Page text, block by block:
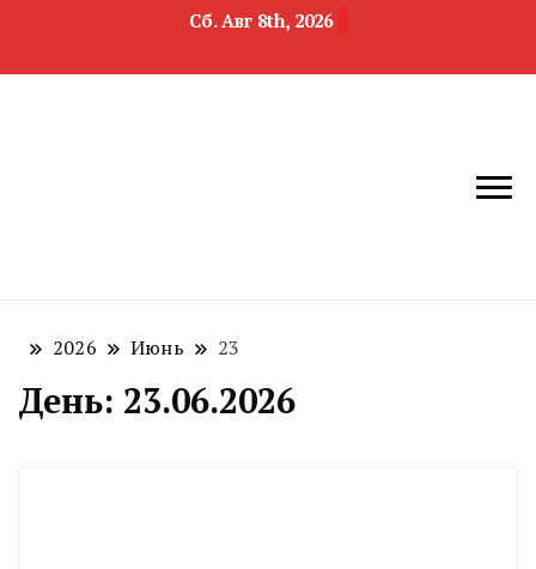
Сб. Авг 8th, 2026
2026 Июнь 23
День: 23.06.2026